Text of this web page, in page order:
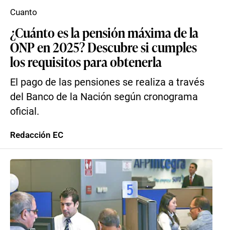
¿Cuánto es la pensión máxima de la
ONP en 2025? Descubre si cumples
los requisitos para obtenerla
El pago de las pensiones se realiza a través
del Banco de la Nación según cronograma
oficial.
Cuanto
Redacción EC